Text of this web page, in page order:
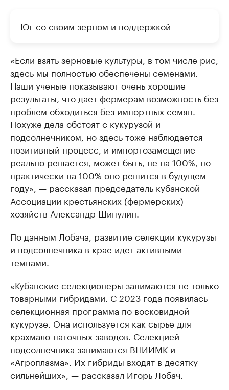
Юг со своим зерном и поддержкой
«Если взять зерновые культуры, в том числе рис,
здесь мы полностью обеспечены семенами.
Наши ученые показывают очень хорошие
результаты, что дает фермерам возможность без
проблем обходиться без импортных семян.
Похуже дела обстоят с кукурузой и
подсолнечником, но здесь тоже наблюдается
позитивный процесс, и импортозамещение
реально решается, может быть, не на 100%, но
практически на 100% оно решится в будущем
году», — рассказал председатель кубанской
Ассоциации крестьянских (фермерских)
хозяйств Александр Шипулин.
По данным Лобача, развитие селекции кукурузы
и подсолнечника в крае идет активными
темпами.
«Кубанские селекционеры занимаются не только
товарными гибридами. С 2023 года появилась
селекционная программа по восковидной
кукурузе. Она используется как сырье для
крахмало-паточных заводов. Селекцией
подсолнечника занимаются ВНИИМК и
«Агроплазма». Их гибриды входят в десятку
сильнейших», — рассказал Игорь Лобач.